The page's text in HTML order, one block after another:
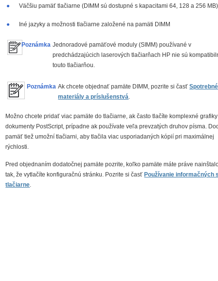
● Väčšiu pamäť tlačiarne (DIMM sú dostupné s kapacitami 64, 128 a 256
● Iné jazyky a možnosti tlačiarne založené na pamäti DIMM
Poznámka Jednoradové pamäťové moduly (SIMM) používané v
predchádzajúcich laserových tlačiarňach HP nie sú
touto tlačiarňou.
Poznámka Ak chcete objednať pamäte DIMM, pozrite si časťSpotrebné
materiály a príslušenstvá.
Možno chcete pridať viac pamäte do tlačiarne, ak často tlačíte komplexné
dokumenty PostScript, prípadne ak používate veľa prevzatých druhov písma.
pamäť tiež umožní tlačiarni, aby tlačila viac usporiadaných kópií pri maximálnej
rýchlosti.
Pred objednaním dodatočnej pamäte pozrite, koľko pamäte máte práve
tak, že vytlačíte konfiguračnú stránku. Pozrite si časť Používanie informačných
tlačiarne.